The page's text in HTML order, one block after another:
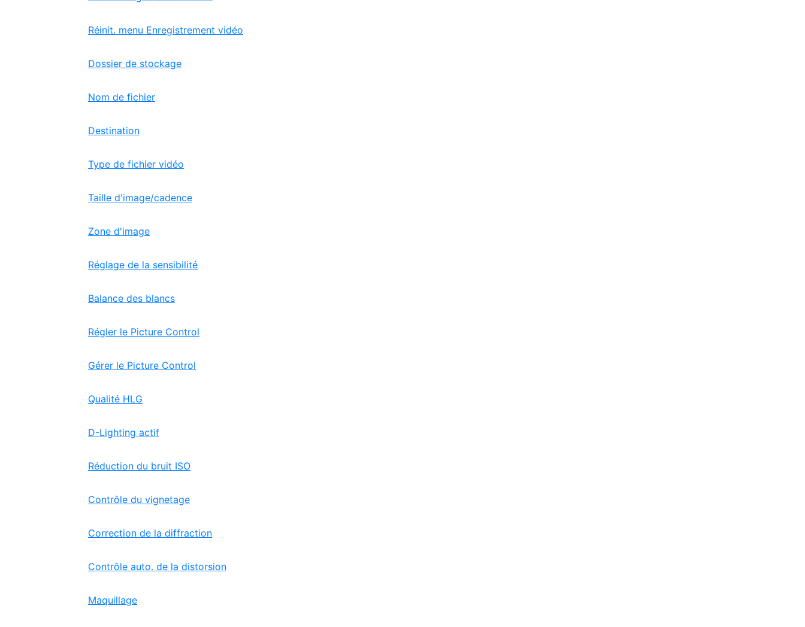
Réinit. menu Enregistrement vidéo
Dossier de stockage
Nom de fichier
Destination
Type de fichier vidéo
Taille d'image/cadence
Zone d'image
Réglage de la sensibilité
Balance des blancs
Régler le Picture Control
Gérer le Picture Control
Qualité HLG
D-Lighting actif
Réduction du bruit ISO
Contrôle du vignetage
Correction de la diffraction
Contrôle auto. de la distorsion
Maquillage